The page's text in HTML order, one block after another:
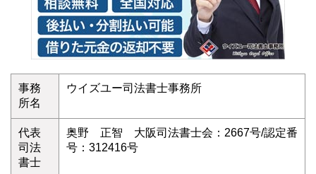
事務
所名
ウイズユー司法書士事務所
代表
司法
書士
奥野 正智 大阪司法書士会：2667号/認定番
号：312416号